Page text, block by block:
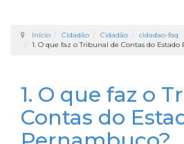
Início Cidadão Cidadão
cidadao-faq
1. O que faz o Tribunal de Contas do
1. O que faz o
Contas do